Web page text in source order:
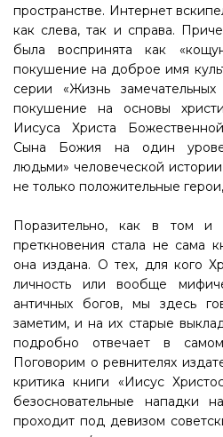
пространстве. Интернет
как слева, так и справа.
была воспринята как
покушение на доброе имя
серии «Жизнь
покушение на основы
Иисуса Христа
Сына Божия на один
людьми» человеческой
не только положительные
Поразительно, как в том и
преткновения стала не сама
она издана. О тех, для кого
личность или вообще
античных богов, мы здесь
заметим, и на их старые
подробно отвечает в
Поговорим о ревнителях
критика книги «Иисус
безосновательные
проходит под девизом